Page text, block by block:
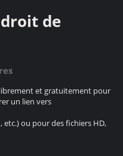
de
et gratuitement pour
un lien vers
ou pour des fichiers HD,